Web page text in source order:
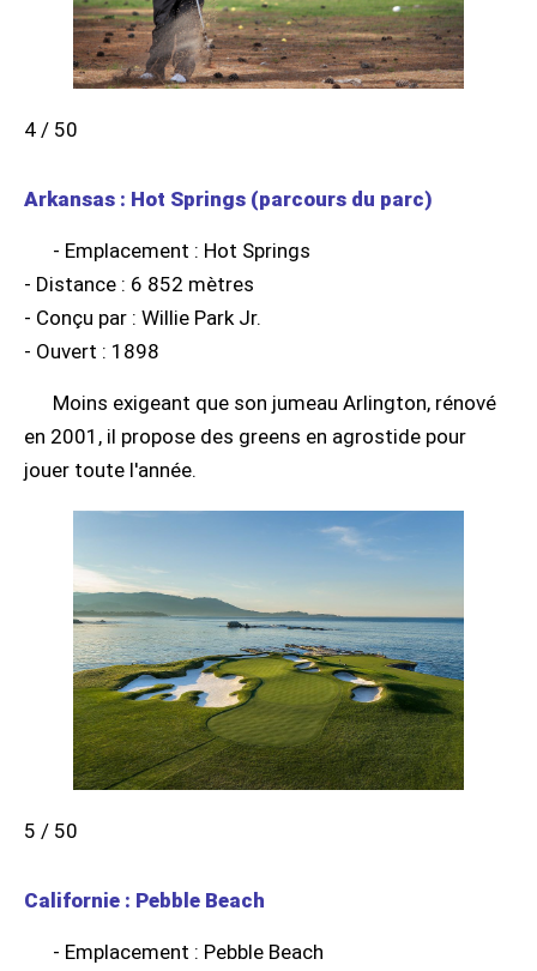
4 / 50
Arkansas : Hot Springs (parcours du parc)
- Emplacement : Hot Springs
- Distance : 6 852 mètres
- Conçu par : Willie Park Jr.
- Ouvert : 1898
Moins exigeant que son jumeau Arlington, rénové
en 2001, il propose des greens en agrostide pour
jouer toute l'année.
5 / 50
Californie : Pebble Beach
- Emplacement : Pebble Beach